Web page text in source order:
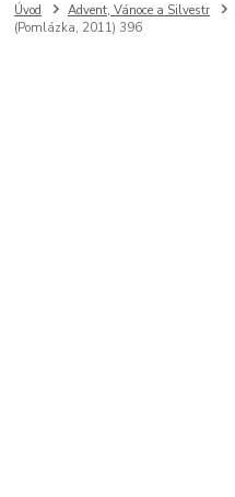
Úvod Advent, Vánoce a Silvestr
(Pomlázka, 2011) 396